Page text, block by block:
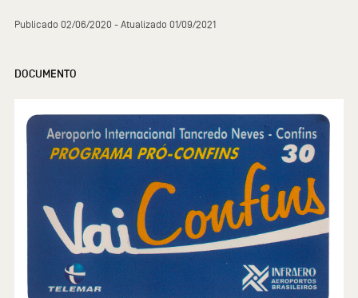
Publicado 02/06/2020 - Atualizado 01/09/2021
DOCUMENTO